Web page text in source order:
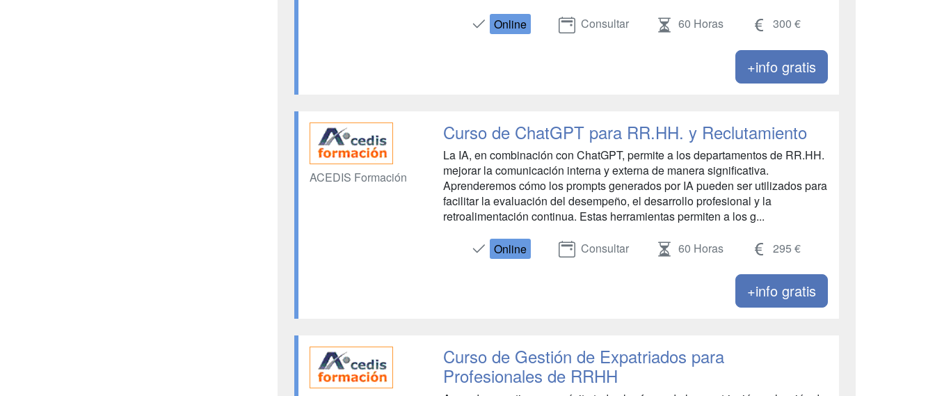
Online Consultar 60 Horas 300 €
+info gratis
ACEDIS Formación
Curso de ChatGPT para RR.HH. y Reclutamiento
La IA, en combinación con ChatGPT, permite a los departamentos de RR.HH.
mejorar la comunicación interna y externa de manera significativa.
Aprenderemos cómo los prompts generados por IA pueden ser utilizados para
facilitar la evaluación del desempeño, el desarrollo profesional y la
retroalimentación continua. Estas herramientas permiten a los g...
Online Consultar 60 Horas 295 €
+info gratis
Curso de Gestión de Expatriados para
Profesionales de RRHH